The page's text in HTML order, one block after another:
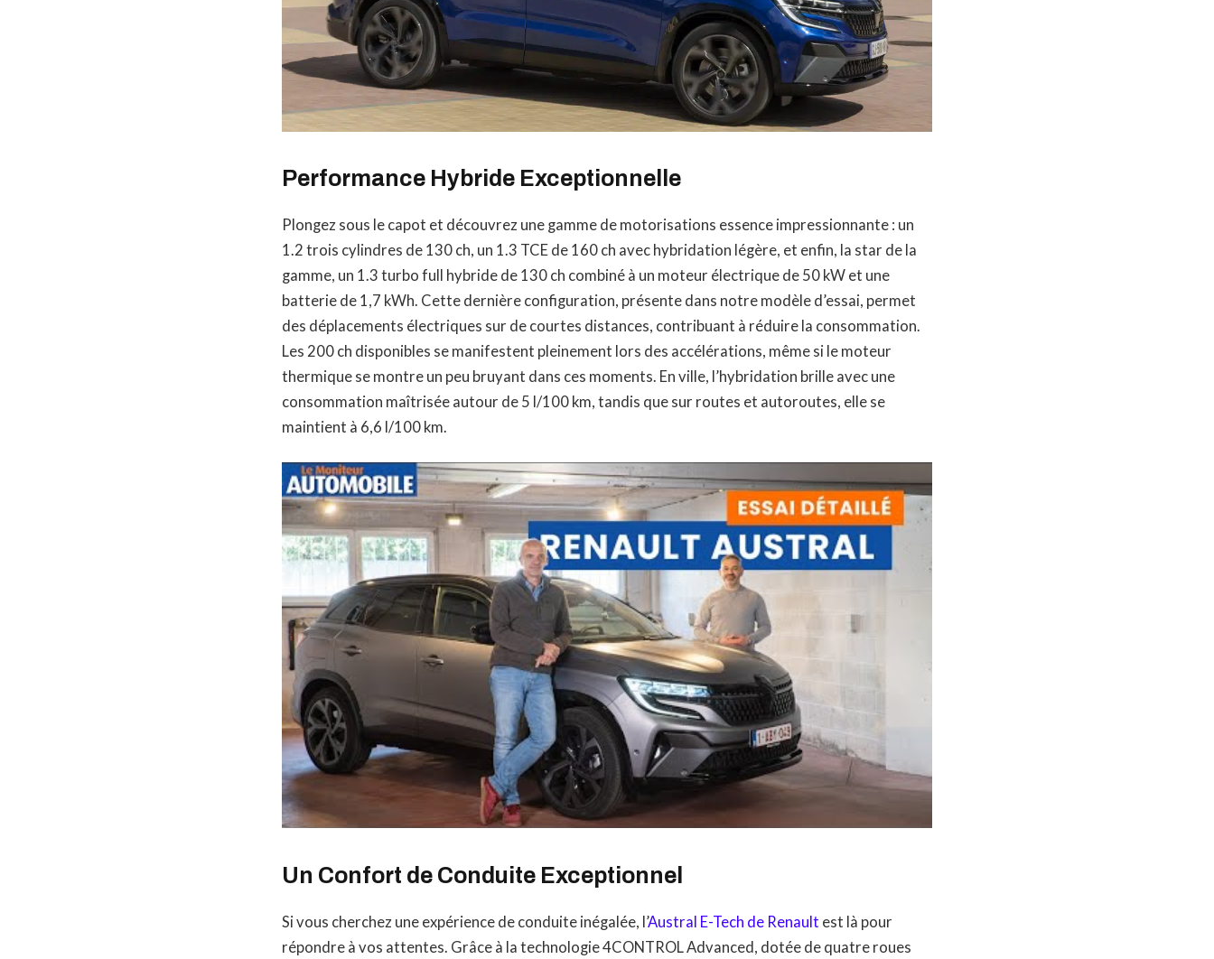
Performance Hybride Exceptionnelle
Plongez sous le capot et découvrez une gamme de motorisations essence impressionnante : un
1.2 trois cylindres de 130 ch, un 1.3 TCE de 160 ch avec hybridation légère, et enfin, la star de la
gamme, un 1.3 turbo full hybride de 130 ch combiné à un moteur électrique de 50 kW et une
batterie de 1,7 kWh. Cette dernière configuration, présente dans notre modèle d’essai, permet
des déplacements électriques sur de courtes distances, contribuant à réduire la consommation.
Les 200 ch disponibles se manifestent pleinement lors des accélérations, même si le moteur
thermique se montre un peu bruyant dans ces moments. En ville, l’hybridation brille avec une
consommation maîtrisée autour de 5 l/100 km, tandis que sur routes et autoroutes, elle se
maintient à 6,6 l/100 km.
Un Confort de Conduite Exceptionnel
Si vous cherchez une expérience de conduite inégalée, l’Austral E-Tech de Renault est là pour
répondre à vos attentes. Grâce à la technologie 4CONTROL Advanced, dotée de quatre roues